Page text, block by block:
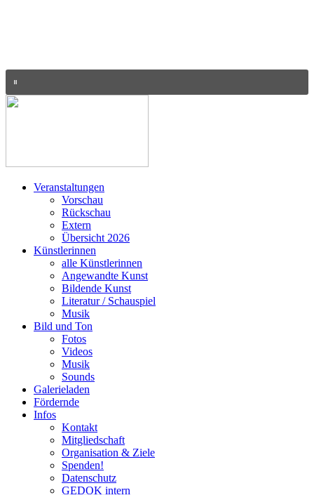
Veranstaltungen
Vorschau
Rückschau
Extern
Übersicht 2026
Künstlerinnen
alle Künstlerinnen
Angewandte Kunst
Bildende Kunst
Literatur / Schauspiel
Musik
Bild und Ton
Fotos
Videos
Musik
Sounds
Galerieladen
Fördernde
Infos
Kontakt
Mitgliedschaft
Organisation & Ziele
Spenden!
Datenschutz
GEDOK intern